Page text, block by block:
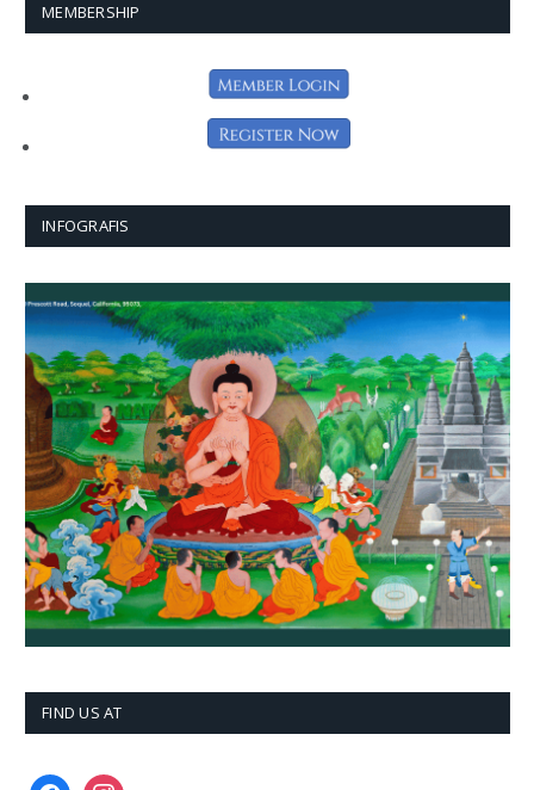
MEMBERSHIP
INFOGRAFIS
FIND US AT
facebookinstagram